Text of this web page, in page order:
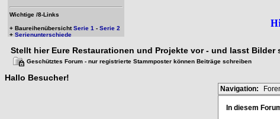
Wichtige /8-Links
+ BaureihenübersichtSerie 1 - Serie 2
+ Serienunterschiede
Stellt hier Eure Restaurationen und Projekte vor - und lasst Bilder
Geschütztes Forum - nur registrierte Stammposter können Beiträge schreiben
Hallo Besucher!
Navigation:
In diesem